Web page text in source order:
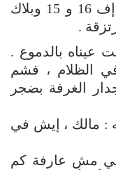
على نفسه ووطنه .. وطز في ” إف 16 و 15 وبلاك
.
بالدموع .
الظلام ، فشم
الغرفة بضجر
: مالك ، إيش في
. هذه ” إف 39 ” أنتي مش عارفة كم